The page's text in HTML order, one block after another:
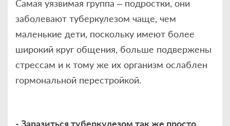
Самая уязвимая группа – подростки, они
заболевают туберкулезом чаще, чем
маленькие дети, поскольку имеют более
широкий круг общения, больше подвержены
стрессам и к тому же их организм ослаблен
гормональной перестройкой.
- Заразиться туберкулезом так же просто,